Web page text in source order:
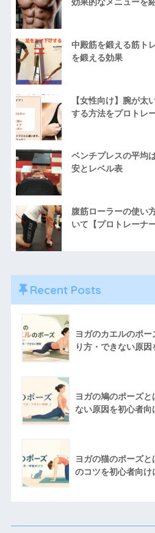
効果的なメニューを
中殿筋を鍛える筋ト
を鍛える効果
【女性向け】腕が太
する方法をプロトレ
ベンチプレスの平均
安とレベル表
腹筋ローラーの使い
いて【プロトレーナ
Recent Posts
ヨガのカエルのポ
り方・できない原因
ヨガの鳩のポーズ
ない原因を初心者向
ヨガの猫のポーズ
のコツを初心者向け